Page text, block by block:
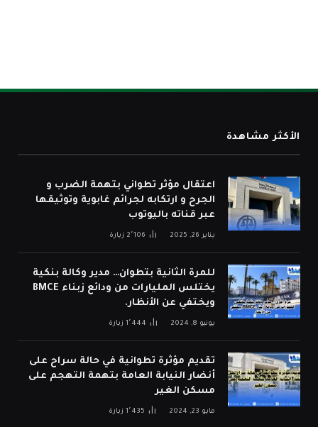
الأكثر مشاهدة
اعتقال مؤثر تطواني بتهمة الضرب و
الجرح و ارتكابه لجرائم غابوية وتوثيقها
عبر قناته باليوتوب
يناير 26, 2025 2٬106 زيارة
للمرة الثانية بتطوان… مدير وكالة بنكية
يختلس المليارات من ودائع زبناء BMCE
ويختفي عن الأنظار.
يونيو 8, 2024 1٬444 زيارة
تقديم مؤثرة تطوانية في حالة سراح على
أنضار النيابة العامة بتهمة التهجم على
مسكن الغير
مايو 23, 2024 1٬435 زيارة